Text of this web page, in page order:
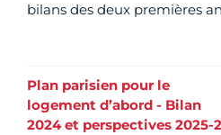
bilans des deux premières
Plan parisien pour le
logement d’abord - Bilan
2024 et perspectives 2025-